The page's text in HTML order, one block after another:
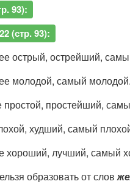
93):
(стр. 93):
острый, острейший,
молодой, самый молодой.
простейший,
худший, самый
хороший, лучший, самый
образовать от слов